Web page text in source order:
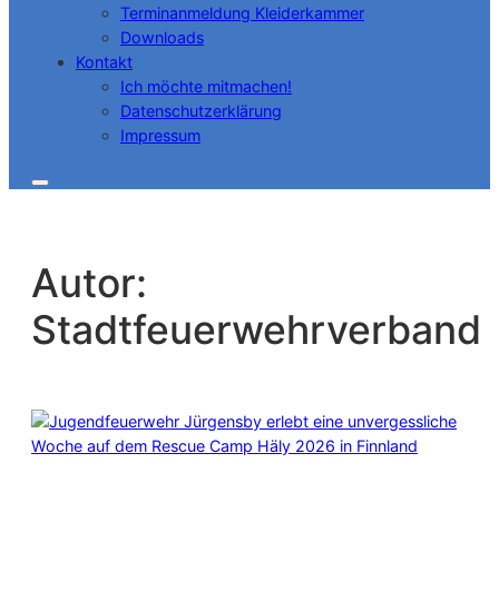
Terminanmeldung Kleiderkammer
Downloads
Kontakt
Ich möchte mitmachen!
Datenschutzerklärung
Impressum
Autor:
Stadtfeuerwehrverband